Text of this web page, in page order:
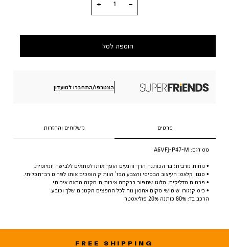
הוספה לסל
הצטרפו/התחברו למועדון
פרטים משלוחים והחזרות
מס דגם: A6VFJ-P47-M
• נוחות מרבית: בד הכותנה הרך והנעים הופך אותו למתאים ללבישה יומיומית.
• סגנון קלאס: העיצוב הבסיסי והצבע הבז’ הוותיק הופכים אותו לפריט רב-תכליתי.
• פרטים מדליקים: הלוגו שתפור ברקמה איכותית מקנה מראה איכותי.
• כיס קנגורו שימושי מקום אחסון נוח לכל החפצים הקטנים שלך וכובע.
הרכב בד: 80% כותנה 20% פוליאסטר
FREE SHIPPING